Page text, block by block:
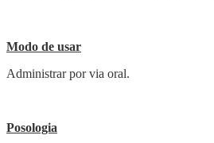
Modo de usar
Administrar por via oral.
Posologia